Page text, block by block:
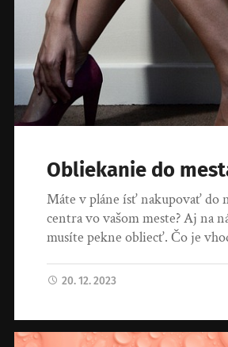
Obliekanie do
Máte v pláne ísť nakupovať do
centra vo vašom meste? Aj na
musíte pekne obliecť. Čo je
20. 12. 2023